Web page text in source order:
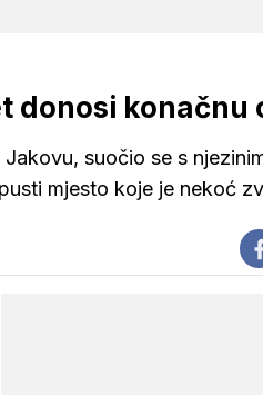
donosi konačnu
suočio se s
mjesto koje je nekoć